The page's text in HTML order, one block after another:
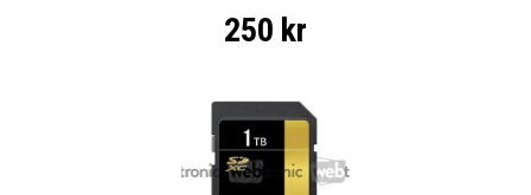
250 kr